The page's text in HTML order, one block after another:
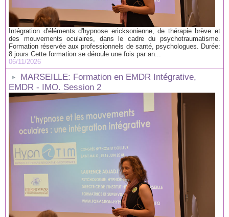
Intégration d'éléments d'hypnose ericksonienne, de thérapie brève et
des mouvements oculaires, dans le cadre du psychotraumatisme.
Formation réservée aux professionnels de santé, psychologues. Durée:
8 jours Cette formation se déroule une fois par an...
06/11/2026
MARSEILLE: Formation en EMDR Intégrative,
EMDR - IMO. Session 2